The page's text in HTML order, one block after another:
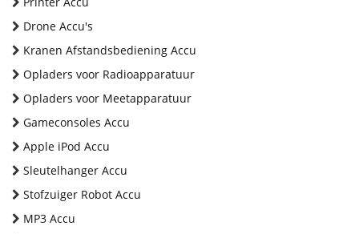
Drone Accu's
Kranen Afstandsbediening Accu
Opladers voor Radioapparatuur
Opladers voor Meetapparatuur
Gameconsoles Accu
Apple iPod Accu
Sleutelhanger Accu
Stofzuiger Robot Accu
MP3 Accu